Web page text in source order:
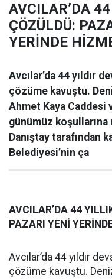
AVCILAR’DA
ÇÖZÜLDÜ:
YERİNDE
Avcılar’da 44 yıldır
çözüme kavuştu.
Ahmet Kaya Caddesi
günümüz koşullarına
Danıştay tarafından
Belediyesi’nin ça
AVCILAR’DA 44
PAZARI YENİ
Avcılar’da 44 yıldır
çözüme kavuştu.